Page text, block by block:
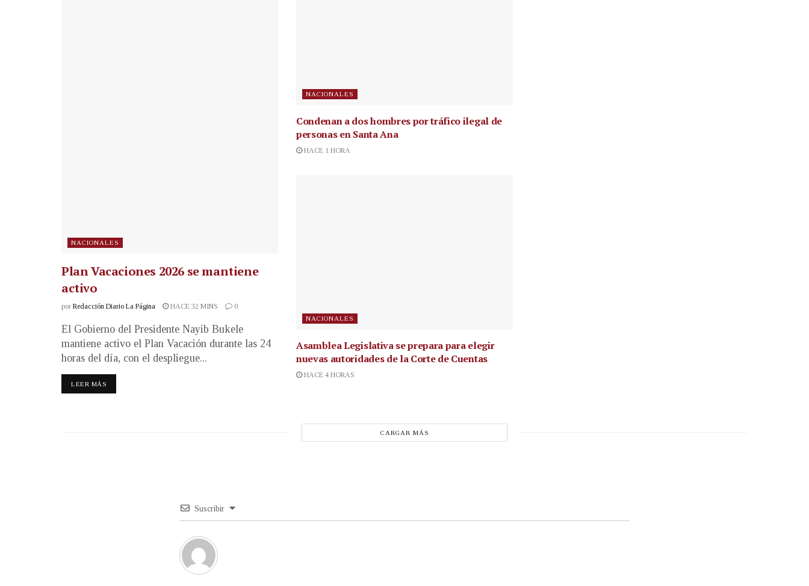
NACIONALES
Plan Vacaciones 2026 se mantiene
activo
por Redacción Diario La Página HACE 32 MINS 0
El Gobierno del Presidente Nayib Bukele
mantiene activo el Plan Vacación durante las 24
horas del día, con el despliegue...
LEER MÁS
NACIONALES
Condenan a dos hombres por tráfico ilegal de
personas en Santa Ana
HACE 1 HORA
NACIONALES
Asamblea Legislativa se prepara para elegir
nuevas autoridades de la Corte de Cuentas
HACE 4 HORAS
CARGAR MÁS
Suscribir